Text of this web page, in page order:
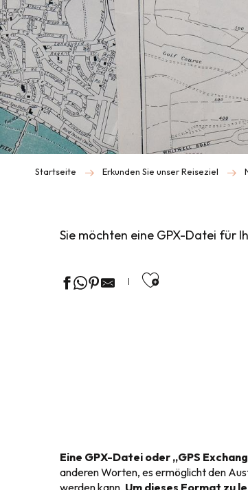
Startseite Erkunden Sie unser Reiseziel
Sie möchten eine GPX-Datei für
Ajouter
Eine GPX-Datei oder „GPS
anderen Worten, es ermöglicht den
werden kann. Um dieses Format zu